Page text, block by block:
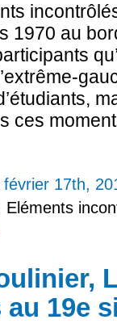
1970 au
ces
février 17th,
Eléments
19e